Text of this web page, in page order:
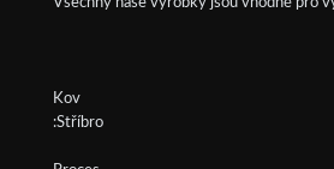
Všechny naše výrobky jsou vhodné pro
Kov
:Stříbro